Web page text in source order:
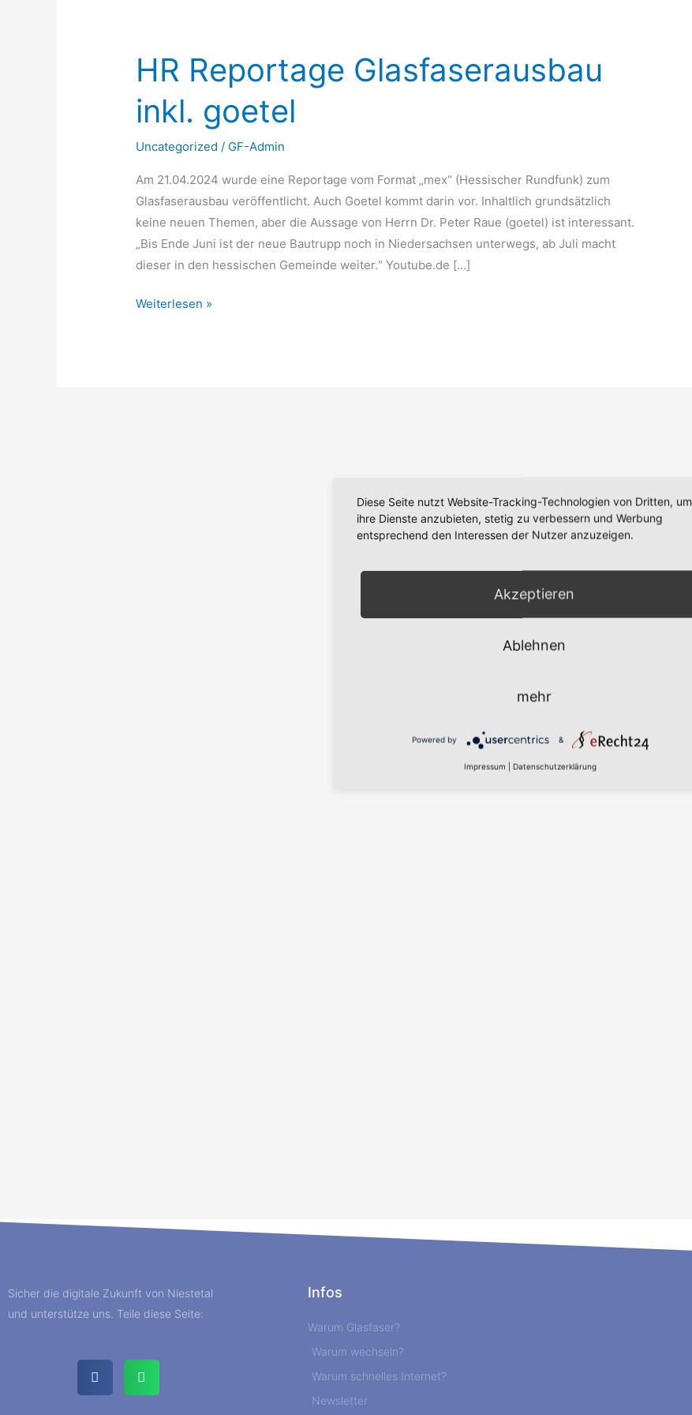
HR Reportage Glasfaserausbau
inkl. goetel
Uncategorized / GF-Admin
Am 21.04.2024 wurde eine Reportage vom Format „mex“ (Hessischer Rundfunk) zum
Glasfaserausbau veröffentlicht. Auch Goetel kommt darin vor. Inhaltlich grundsätzlich
keine neuen Themen, aber die Aussage von Herrn Dr. Peter Raue (goetel) ist interessant.
„Bis Ende Juni ist der neue Bautrupp noch in Niedersachsen unterwegs, ab Juli macht
dieser in den hessischen Gemeinde weiter.“ Youtube.de […]
Glasfaserausbau
inkl.
goetel
Weiterlesen »
Sicher die digitale Zukunft von Niestetal
und unterstütze uns. Teile diese Seite:
Infos
Warum Glasfaser?
Warum wechseln?
Warum schnelles Internet?
Newsletter
Diese Seite nutzt Website-Tracking-Technologien von Dritten, um
ihre Dienste anzubieten, stetig zu verbessern und Werbung
entsprechend den Interessen der Nutzer anzuzeigen.
Akzeptieren
Ablehnen
mehr
Powered by &
Impressum Datenschutzerklärung